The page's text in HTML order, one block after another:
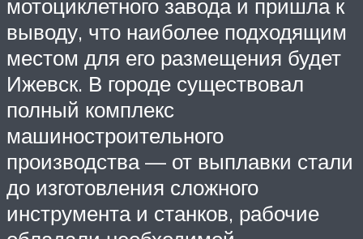
мотоциклетного завода и пришла к
выводу, что наиболее подходящим
местом для его размещения будет
Ижевск. В городе существовал
полный комплекс
машиностроительного
производства — от выплавки стали
до изготовления сложного
инструмента и станков, рабочие